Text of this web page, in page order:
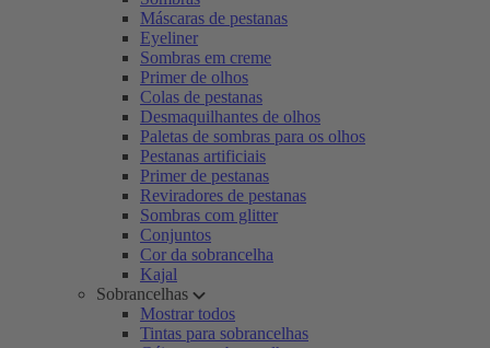
Máscaras de pestanas
Eyeliner
Sombras em creme
Primer de olhos
Colas de pestanas
Desmaquilhantes de olhos
Paletas de sombras para os olhos
Pestanas artificiais
Primer de pestanas
Reviradores de pestanas
Sombras com glitter
Conjuntos
Cor da sobrancelha
Kajal
Sobrancelhas
Mostrar todos
Tintas para sobrancelhas